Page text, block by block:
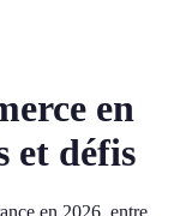
en
et défis
en 2026, entre